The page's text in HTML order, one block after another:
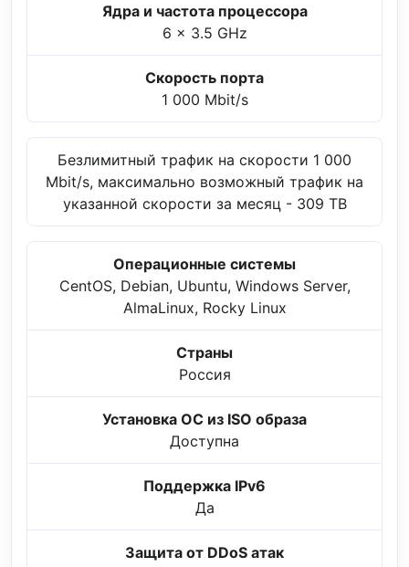
Ядра и частота процессора
6 x 3.5 GHz
Скорость порта
1 000 Mbit/s
Безлимитный трафик на скорости 1 000
Mbit/s, максимально возможный трафик на
указанной скорости за месяц - 309 TB
Операционные системы
CentOS, Debian, Ubuntu, Windows Server,
AlmaLinux, Rocky Linux
Страны
Россия
Установка ОС из ISO образа
Доступна
Поддержка IPv6
Да
Защита от DDoS атак